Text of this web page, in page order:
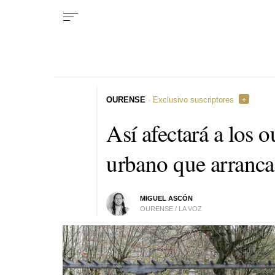
Así afectará a los
urbano que
MIGUEL ASCÓN
OURENSE / LA VOZ
OURENSE · Exclusivo suscriptores